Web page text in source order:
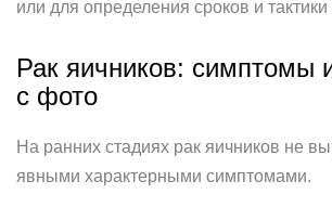
или для определения сроков и
Рак яичников: симптомы
с фото
На ранних стадиях рак яичников не
явными характерными симптомами.